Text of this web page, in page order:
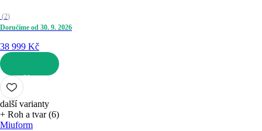
(2)
Doručíme od 30. 9. 2026
38 999 Kč
DO KOŠÍKU
další varianty
+ Roh a tvar (6)
Miuform